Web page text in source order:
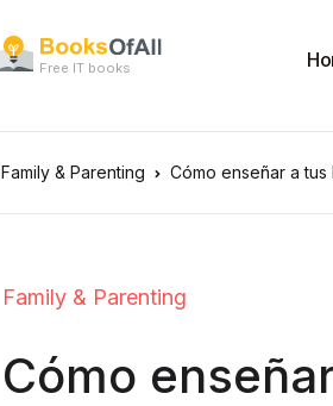
Free IT books
Family & Parenting Cómo enseñar a
Family & Parenting
Cómo